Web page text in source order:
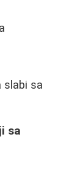
slabi sa
sa